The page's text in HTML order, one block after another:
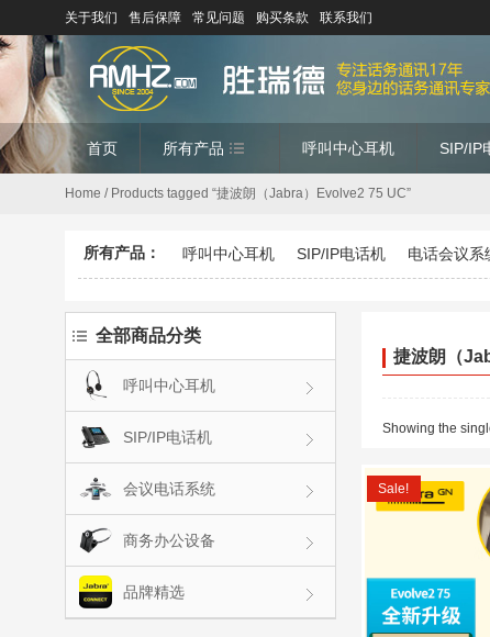
关于我们 售后保障 常见问题 购买条款 联系我们
首页 所有产品 呼叫中心耳机 SIP/IP
Home / Products tagged “捷波朗（Jabra）Evolve2 75 UC”
所有产品： 呼叫中心耳机 SIP/IP电话机 电话会议系
全部商品分类
呼叫中心耳机
SIP/IP电话机
会议电话系统
商务办公设备
品牌精选
捷波朗（
Showing the
Sale!